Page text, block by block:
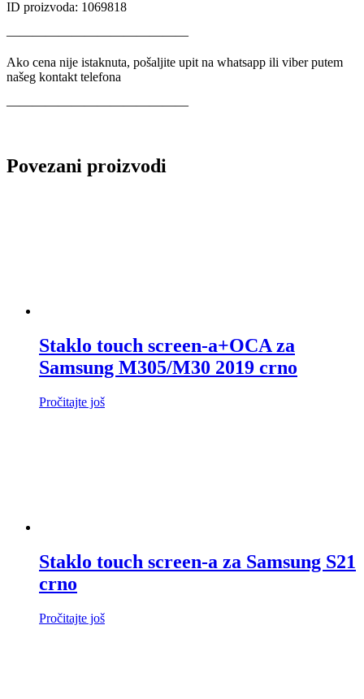
ID proizvoda: 1069818
——————————————
Ako cena nije istaknuta, pošaljite upit na whatsapp ili viber putem
našeg kontakt telefona
——————————————
Povezani proizvodi
Staklo touch screen-a+OCA za
Samsung M305/M30 2019 crno
Pročitajte još
Staklo touch screen-a za Samsung S21
crno
Pročitajte još